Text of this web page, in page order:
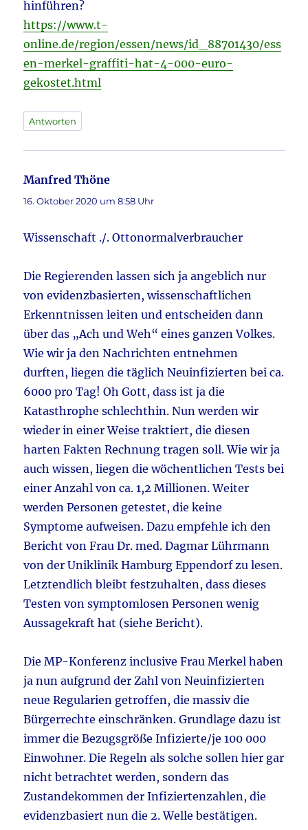
hinführen?
https://www.t-
online.de/region/essen/news/id_88701430/ess
en-merkel-graffiti-hat-4-000-euro-
gekostet.html
Antworten
Manfred Thöne
16. Oktober 2020 um 8:58 Uhr
Wissenschaft ./. Ottonormalverbraucher
Die Regierenden lassen sich ja angeblich nur
von evidenzbasierten, wissenschaftlichen
Erkenntnissen leiten und entscheiden dann
über das „Ach und Weh“ eines ganzen Volkes.
Wie wir ja den Nachrichten entnehmen
durften, liegen die täglich Neuinfizierten bei ca.
6000 pro Tag! Oh Gott, dass ist ja die
Katasthrophe schlechthin. Nun werden wir
wieder in einer Weise traktiert, die diesen
harten Fakten Rechnung tragen soll. Wie wir ja
auch wissen, liegen die wöchentlichen Tests bei
einer Anzahl von ca. 1,2 Millionen. Weiter
werden Personen getestet, die keine
Symptome aufweisen. Dazu empfehle ich den
Bericht von Frau Dr. med. Dagmar Lührmann
von der Uniklinik Hamburg Eppendorf zu lesen.
Letztendlich bleibt festzuhalten, dass dieses
Testen von symptomlosen Personen wenig
Aussagekraft hat (siehe Bericht).
Die MP-Konferenz inclusive Frau Merkel haben
ja nun aufgrund der Zahl von Neuinfizierten
neue Regularien getroffen, die massiv die
Bürgerrechte einschränken. Grundlage dazu ist
immer die Bezugsgröße Infizierte/je 100 000
Einwohner. Die Regeln als solche sollen hier gar
nicht betrachtet werden, sondern das
Zustandekommen der Infiziertenzahlen, die
evidenzbasiert nun die 2. Welle bestätigen.